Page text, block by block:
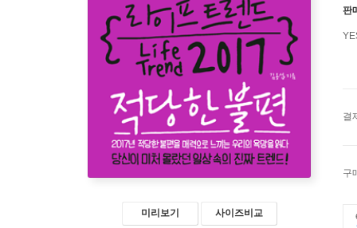
미리보기 사이즈비교
판
결
구